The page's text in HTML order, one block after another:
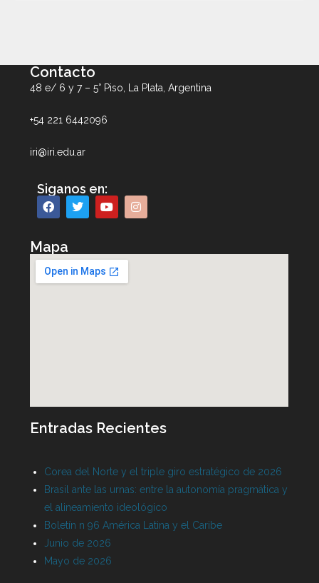
Contacto
48 e/ 6 y 7 – 5° Piso, La Plata, Argentina
+54 221 6442096
iri@iri.edu.ar
Siganos en:
Mapa
Entradas Recientes
Corea del Norte y el triple giro estratégico de 2026
Brasil ante las urnas: entre la autonomía pragmática y
el alineamiento ideológico
Boletín n 96 América Latina y el Caribe
Junio de 2026
Mayo de 2026